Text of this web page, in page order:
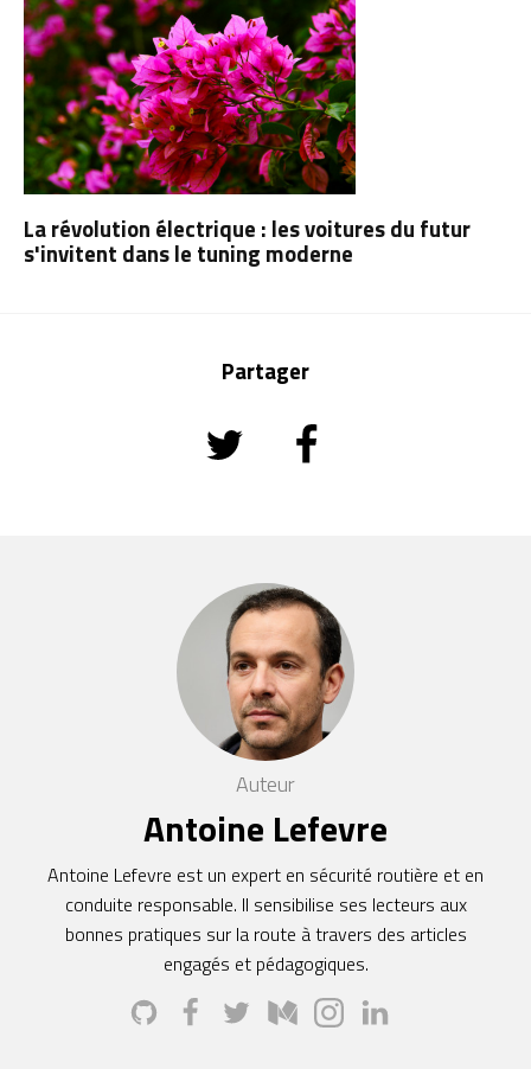
La révolution électrique : les voitures du futur
s'invitent dans le tuning moderne
Partager
Auteur
Antoine Lefevre
Antoine Lefevre est un expert en sécurité routière et en
conduite responsable. Il sensibilise ses lecteurs aux
bonnes pratiques sur la route à travers des articles
engagés et pédagogiques.